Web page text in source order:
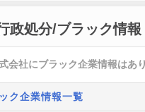
政処分/ブラック情報
会社にブラック企業情報はあ
ク企業情報一覧